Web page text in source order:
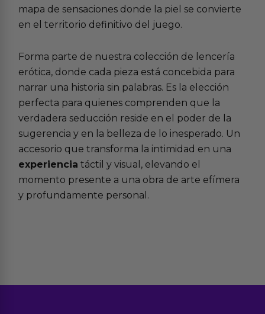
mapa de sensaciones donde la piel se convierte
en el territorio definitivo del juego.
Forma parte de nuestra colección de lencería
erótica, donde cada pieza está concebida para
narrar una historia sin palabras. Es la elección
perfecta para quienes comprenden que la
verdadera seducción reside en el poder de la
sugerencia y en la belleza de lo inesperado. Un
accesorio que transforma la intimidad en una
experiencia táctil y visual, elevando el
momento presente a una obra de arte efímera
y profundamente personal.